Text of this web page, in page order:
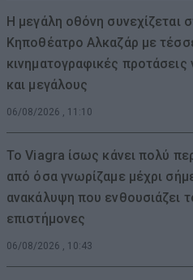
Η μεγάλη οθόνη συνεχίζεται
Κηποθέατρο Αλκαζάρ με
κινηματογραφικές προτάσεις
και μεγάλους
06/08/2026 , 11:10
Το Viagra ίσως κάνει πολύ
από όσα γνωρίζαμε μέχρι
ανακάλυψη που ενθουσιάζει
επιστήμονες
06/08/2026 , 10:43